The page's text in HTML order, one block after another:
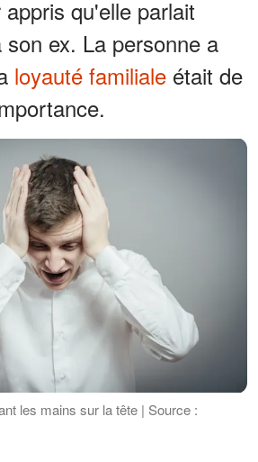
qu'elle parlait
ex. La personne a
loyauté familiale était de
les mains sur la tête | Source :